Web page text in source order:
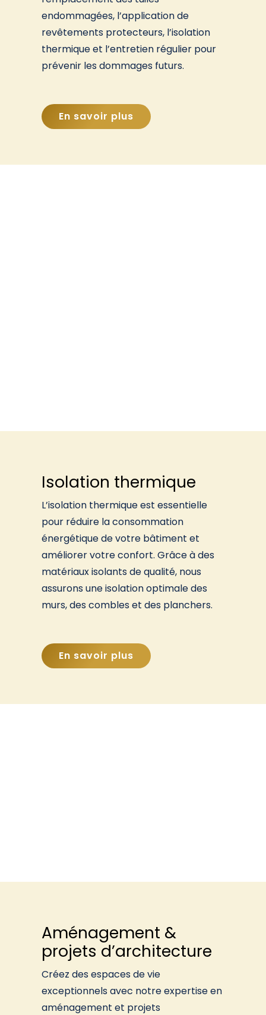
endommagées, l’application de
revêtements protecteurs, l’isolation
thermique et l’entretien régulier pour
prévenir les dommages futurs.
En savoir plus
Isolation thermique
L’isolation thermique est essentielle
pour réduire la consommation
énergétique de votre bâtiment et
améliorer votre confort. Grâce à des
matériaux isolants de qualité, nous
assurons une isolation optimale des
murs, des combles et des planchers.
En savoir plus
Aménagement &
projets d’architecture
Créez des espaces de vie
exceptionnels avec notre expertise en
aménagement et projets